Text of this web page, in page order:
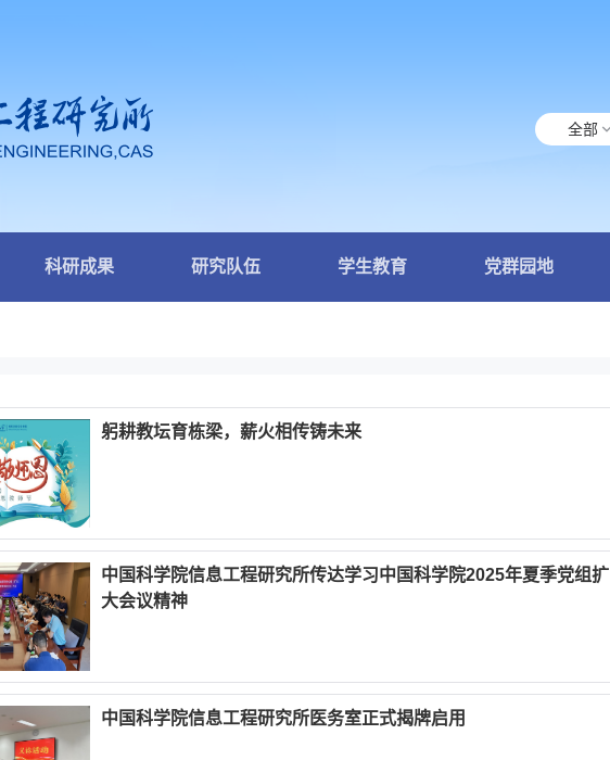
全部
科研成果 研究队伍 学生教育 党群园地
躬耕教坛育栋梁，薪火相传铸未来
中国科学院信息工程研究所传达学习中国科学院2025年夏季党组扩
大会议精神
中国科学院信息工程研究所医务室正式揭牌启用